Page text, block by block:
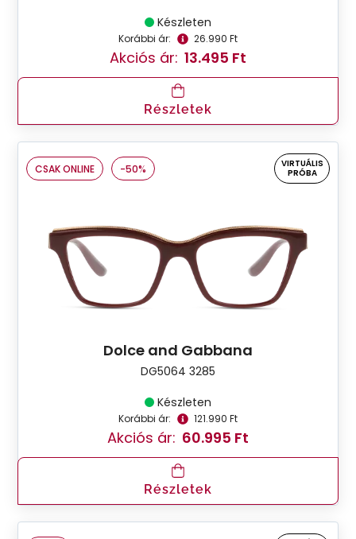
Készleten
Korábbi ár: 26.990 Ft
Akciós ár: 13.495 Ft
Részletek
CSAK ONLINE -50%
VIRTUÁLIS
PRÓBA
Dolce and Gabbana
DG5064 3285
Készleten
Korábbi ár: 121.990 Ft
Akciós ár: 60.995 Ft
Részletek